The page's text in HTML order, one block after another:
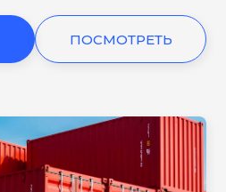
ПОСМОТРЕТЬ